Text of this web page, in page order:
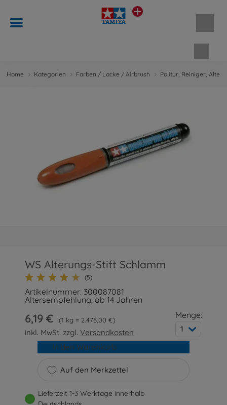
Home Kategorien Farben / Lacke / Airbrush Politur, Reiniger,
WS Alterungs-Stift Schlamm
(5)
Artikelnummer: 300087081
Altersempfehlung: ab 14 Jahren
6,19 € 1 kg = 2.476,00 €
inkl. MwSt. zzgl.Versandkosten
Menge:
1
Auf den Merkzettel
In den Warenkorb
Lieferzeit 1-3 Werktage innerhalb